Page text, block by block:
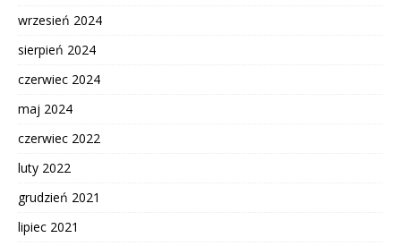
wrzesień 2024
sierpień 2024
czerwiec 2024
maj 2024
czerwiec 2022
luty 2022
grudzień 2021
lipiec 2021